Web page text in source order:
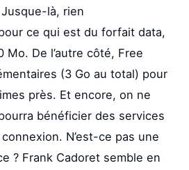
là, rien
ce qui est du forfait data,
Mo. De l’autre côté, Free
(3 Go au total) pour
près. Et encore, on ne
bénéficier des services
N’est-ce pas une
? Frank Cadoret semble en